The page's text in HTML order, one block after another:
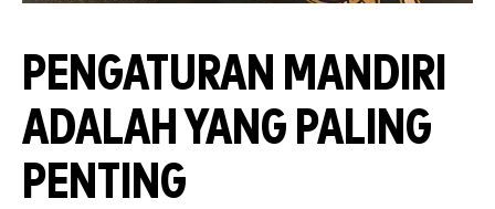
PENGATURAN MANDIRI
ADALAH YANG PALING
PENTING